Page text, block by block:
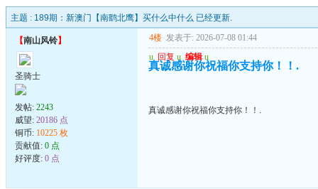
主题 : 189期：新澳门【南鹞北鹰】买什么中什么 已经更新.
【南山风铃】
圣骑士
发帖: 2243
威望: 20186 点
铜币: 10225 枚
贡献值: 0 点
好评度: 0 点
4楼 发表于: 2026-07-08 01:44
u 回复 u 编辑 u
真诚感谢你祝福你支持你！！.
真诚感谢你祝福你支持你！！.